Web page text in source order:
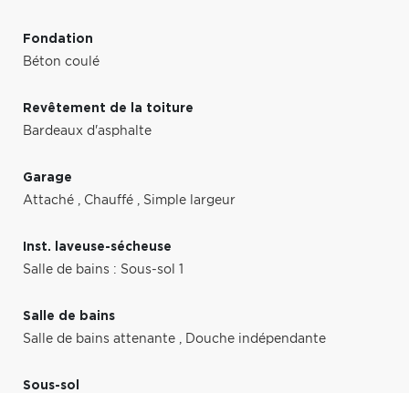
Fondation
Béton coulé
Revêtement de la toiture
Bardeaux d'asphalte
Garage
Attaché , Chauffé , Simple largeur
Inst. laveuse-sécheuse
Salle de bains : Sous-sol 1
Salle de bains
Salle de bains attenante , Douche indépendante
Sous-sol